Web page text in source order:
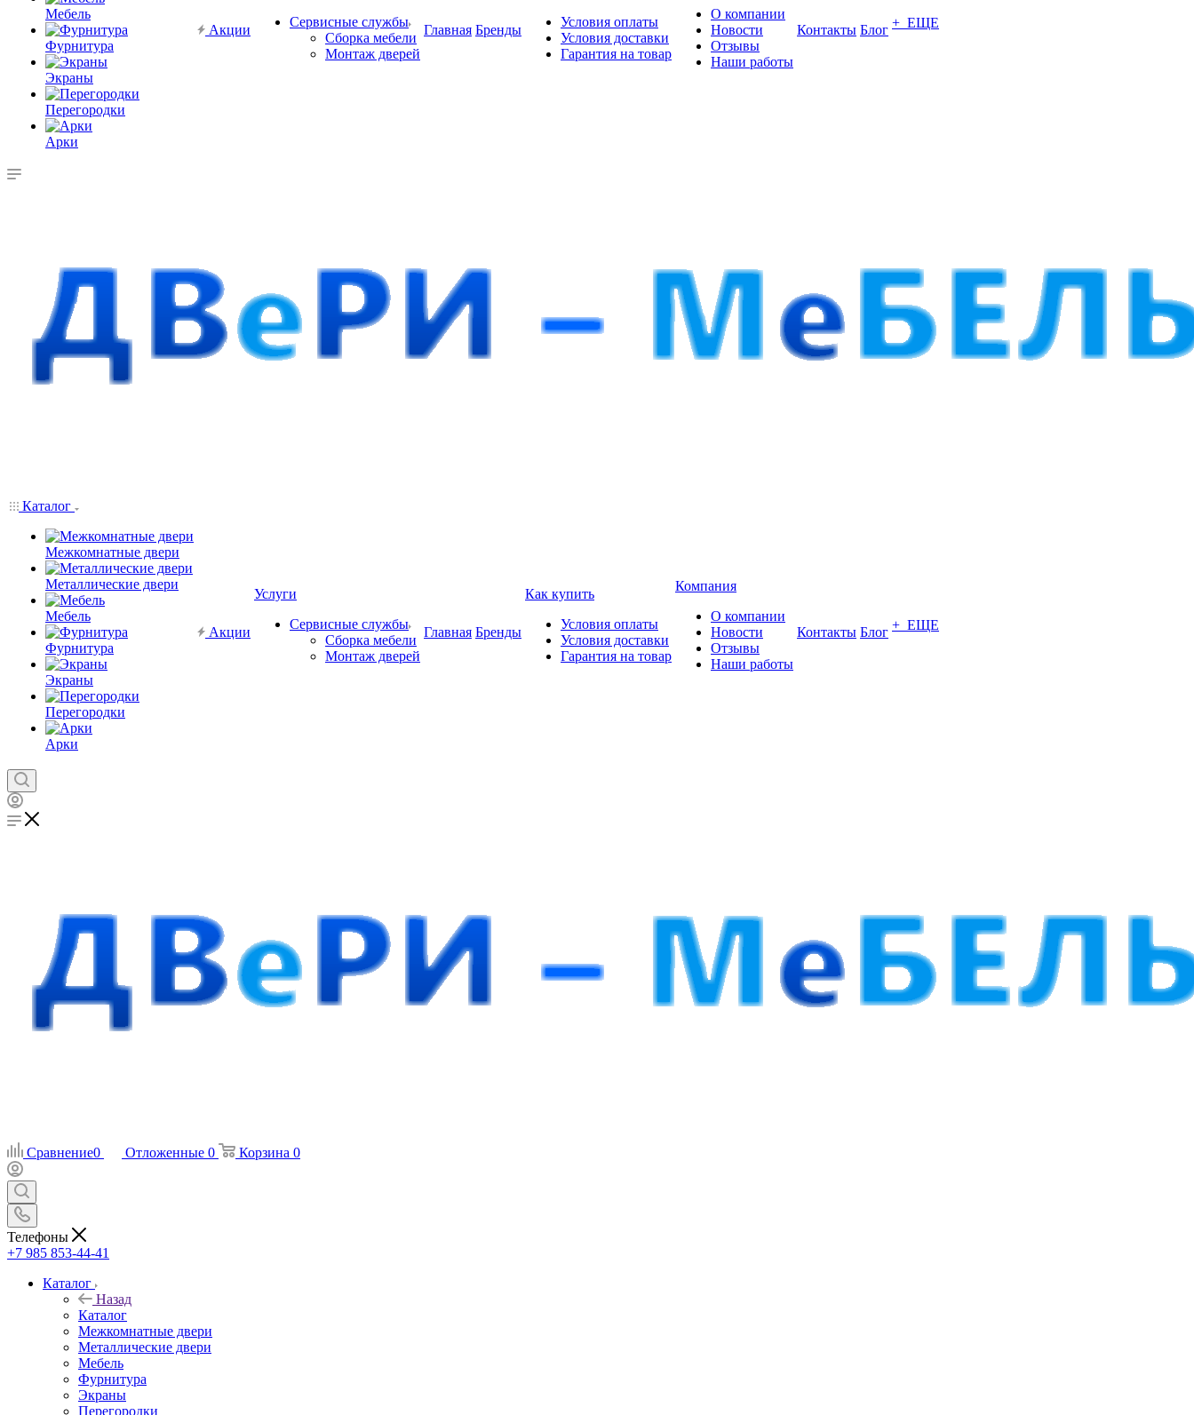
Мебель
Фурнитура
Экраны
Перегородки
Арки
Акции
Сервисные службы
Сборка мебели
Монтаж дверей
Главная Бренды
Условия оплаты
Условия доставки
Гарантия на товар
О компании
Новости
Отзывы
Наши работы
Контакты Блог + ЕЩЕ
Каталог
Межкомнатные двери
Металлические двери
Мебель
Фурнитура
Экраны
Перегородки
Арки
Акции
Услуги
Сервисные службы
Сборка мебели
Монтаж дверей
Главная Бренды
Как купить
Условия оплаты
Условия доставки
Гарантия на товар
Компания
О компании
Новости
Отзывы
Наши работы
Контакты Блог + ЕЩЕ
Сравнение0 Отложенные 0 Корзина 0
Телефоны
+7 985 853-44-41
Каталог
Назад
Каталог
Межкомнатные двери
Металлические двери
Мебель
Фурнитура
Экраны
Перегородки